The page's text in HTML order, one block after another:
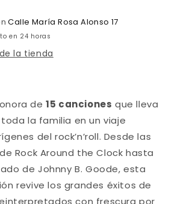
Calle María Rosa Alonso 17
en 24 horas
la tienda
de15 canciones que lleva
la familia en un viaje
del rock’n’roll. Desde las
Rock Around the Clock hasta
de Johnny B. Goode, esta
revive los grandes éxitos de
con frescura por